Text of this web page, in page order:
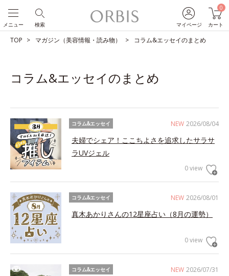
マイページ
0
カート
検索
メニュー
TOP マガジン（美容情報・読み物） コラム&エッセイのまとめ
コラム&エッセイのまとめ
NEW 2026/08/04
コラム&エッセイ
夫婦でシェア！ここちよさを追求したサラサ
ラUVジェル
0 view
NEW 2026/08/01
コラム&エッセイ
真木あかりさんの12星座占い（8月の運勢）
0 view
NEW 2026/07/31
コラム&エッセイ